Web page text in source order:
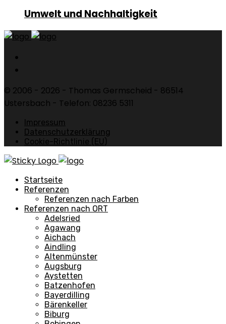
Umwelt und Nachhaltigkeit
© 2006 - 2026 - Thomas Germscheid - 86514
Ustersbach - Telefon: 08236 5311
Impressum
Datenschutzerklärung
Cookie-Richtlinie (EU)
Startseite
Referenzen
Referenzen nach Farben
Referenzen nach ORT
Adelsried
Agawang
Aichach
Aindling
Altenmünster
Augsburg
Aystetten
Batzenhofen
Bayerdilling
Bärenkeller
Biburg